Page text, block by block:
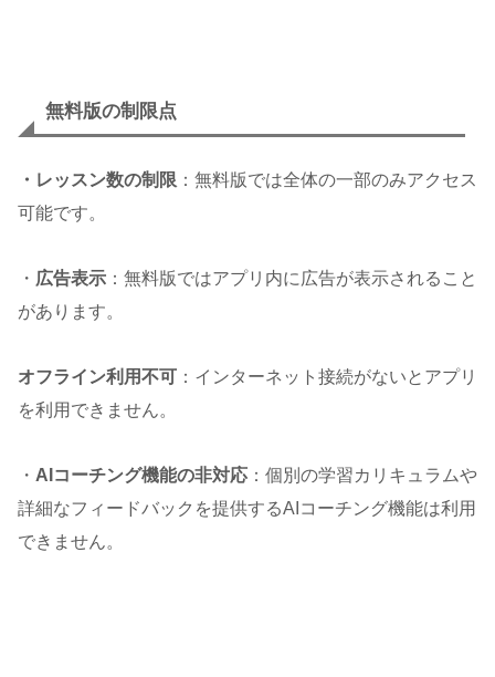
無料版の制限点
・レッスン数の制限 ：無料版では全体の一部のみアクセス
可能です。
・ 広告表示 ：無料版ではアプリ内に広告が表示されること
があります。
オフライン利用不可 ：インターネット接続がないとアプリ
を利用できません。
・ AIコーチング機能の非対応 ：個別の学習カリキュラムや
詳細なフィードバックを提供するAIコーチング機能は利用
できません。